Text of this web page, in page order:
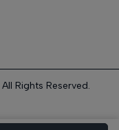
All Rights Reserved.